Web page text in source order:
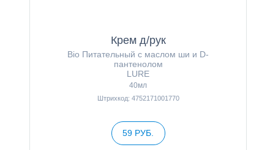
Крем д/рук
Bio Питательный с маслом ши и D-
пантенолом
LURE
40мл
Штрихкод: 4752171001770
59 РУБ.